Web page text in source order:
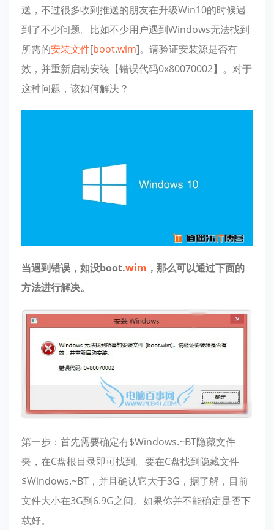
送，不过很多收到推送的朋友在升级Win10的时候遇
到了不少问题。比如不少用户遇到Windows无法找到
所需的安装文件[boot.wim]。请验证安装源是否有
效，并重新启动安装【错误代码0x80070002】。对于
这种问题，该如何解决？
当遇到错误，如没boot.wim ，那么可以通过下面的
方法进行解决。
第一步：首先需要确定有$Windows.~BT隐藏文件
夹，在C盘根目录即可找到。要在C盘找到隐藏文件
$Windows.~BT，并且确认它大于3G，据了解，目前
文件大小在3G到6.9G之间。如果你并不能确定是否下
载好。